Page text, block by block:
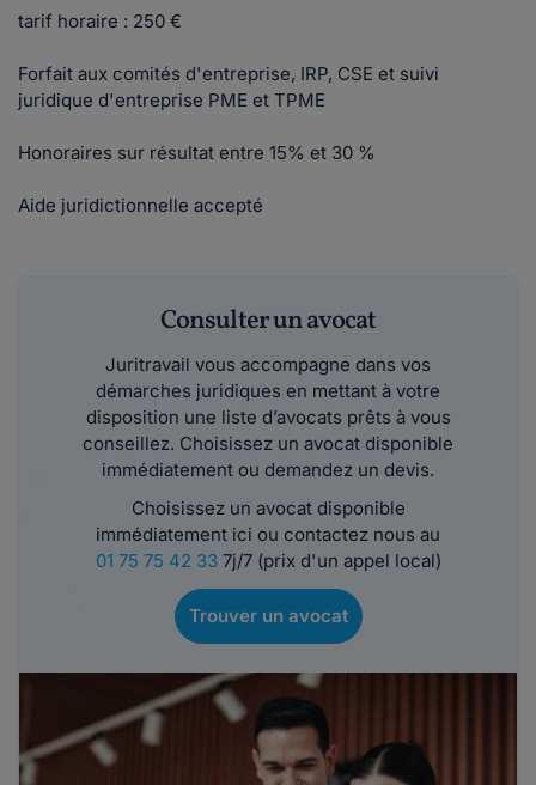
tarif horaire : 250 €
Forfait aux comités d'entreprise, IRP, CSE et suivi
juridique d'entreprise PME et TPME
Honoraires sur résultat entre 15% et 30 %
Aide juridictionnelle accepté
Consulter un avocat
Juritravail vous accompagne dans vos
démarches juridiques en mettant à votre
disposition une liste d’avocats prêts à vous
conseillez. Choisissez un avocat disponible
immédiatement ou demandez un devis.
Choisissez un avocat disponible
immédiatement ici ou contactez nous au
01 75 75 42 337j/7 (prix d'un appel local)
Trouver un avocat